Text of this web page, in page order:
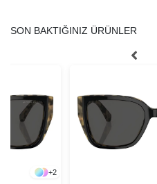
SON BAKTIĞINIZ ÜRÜNLER
+2